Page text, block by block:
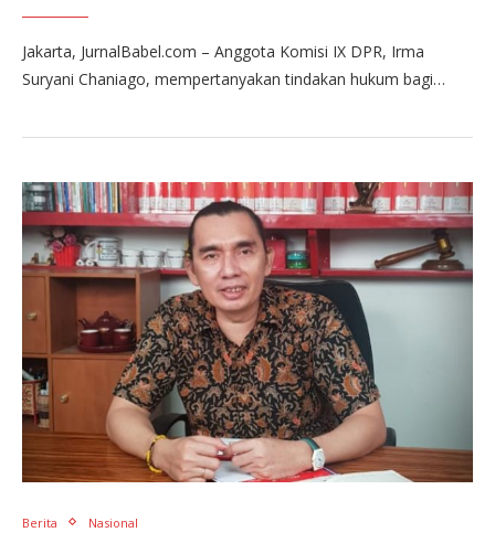
Jakarta, JurnalBabel.com – Anggota Komisi IX DPR, Irma
Suryani Chaniago, mempertanyakan tindakan hukum bagi…
Berita Nasional